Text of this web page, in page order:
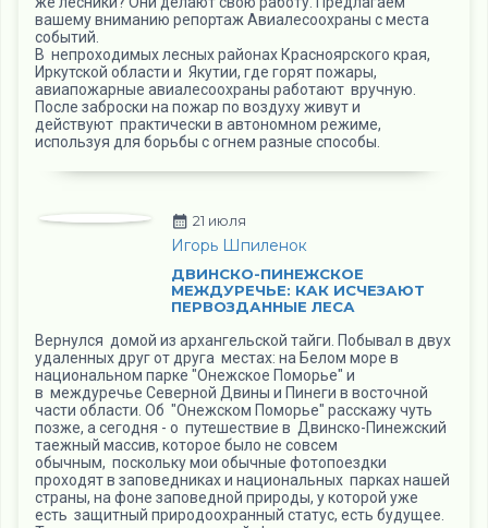
вашему вниманию репортаж Авиалесоохраны с места
событий.
В непроходимых лесных районах Красноярского края,
Иркутской области и Якутии, где горят пожары,
авиапожарные авиалесоохраны работают вручную.
После заброски на пожар по воздуху живут и
действуют практически в автономном режиме,
используя для борьбы с огнем разные способы.
21 июля
Игорь Шпиленок
ДВИНСКО-ПИНЕЖСКОЕ
МЕЖДУРЕЧЬЕ: КАК ИСЧЕЗАЮТ
ПЕРВОЗДАННЫЕ ЛЕСА
Вернулся домой из архангельской тайги. Побывал в двух
удаленных друг от друга местах: на Белом море в
национальном парке "Онежское Поморье" и
в междуречье Северной Двины и Пинеги в восточной
части области. Об "Онежском Поморье" расскажу чуть
позже, а сегодня - о путешествие в Двинско-Пинежский
таежный массив, которое было не совсем
обычным, поскольку мои обычные фотопоездки
проходят в заповедниках и национальных парках нашей
страны, на фоне заповедной природы, у которой уже
есть защитный природоохранный статус, есть будущее.